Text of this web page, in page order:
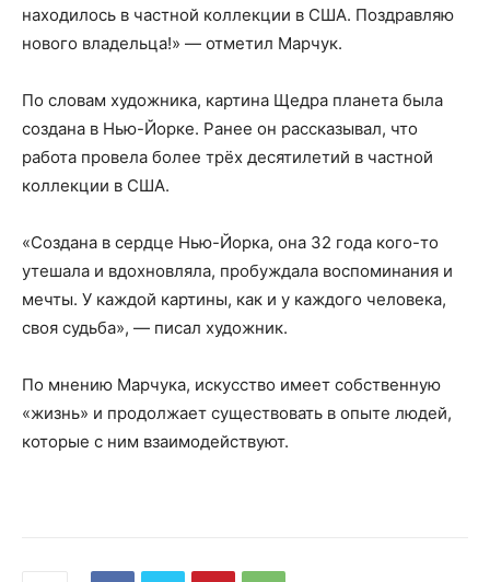
находилось в частной коллекции в США. Поздравляю
нового владельца!» — отметил Марчук.
По словам художника, картина Щедра планета была
создана в Нью-Йорке. Ранее он рассказывал, что
работа провела более трёх десятилетий в частной
коллекции в США.
«Создана в сердце Нью-Йорка, она 32 года кого-то
утешала и вдохновляла, пробуждала воспоминания и
мечты. У каждой картины, как и у каждого человека,
своя судьба», — писал художник.
По мнению Марчука, искусство имеет собственную
«жизнь» и продолжает существовать в опыте людей,
которые с ним взаимодействуют.